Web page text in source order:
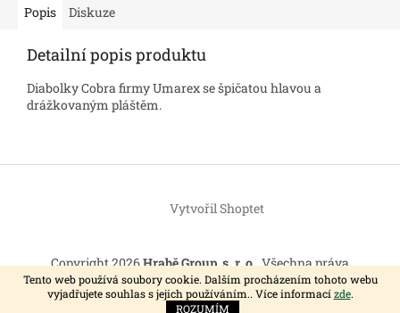
Tento web používá soubory cookie. Dalším procházením tohoto webu
vyjadřujete souhlas s jejich používáním.. Více informacízde.
ROZUMÍM
Popis Diskuze
Detailní popis produktu
Diabolky Cobra firmy Umarex se špičatou hlavou a
drážkovaným pláštěm.
Z
í
Vytvořil Shoptet
Copyright 2026Hrabě Group, s. r. o.. Všechna práva
vyhrazena.